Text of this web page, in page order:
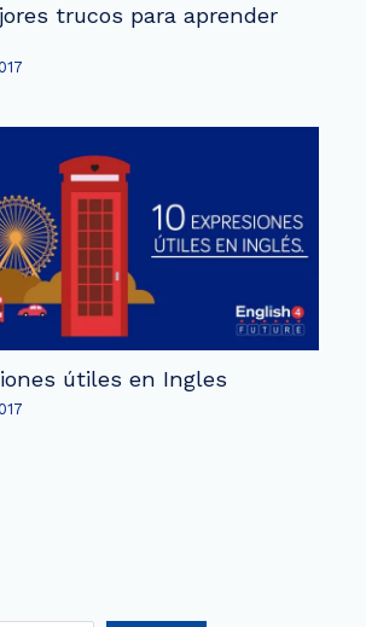
trucos para aprender
útiles en Ingles